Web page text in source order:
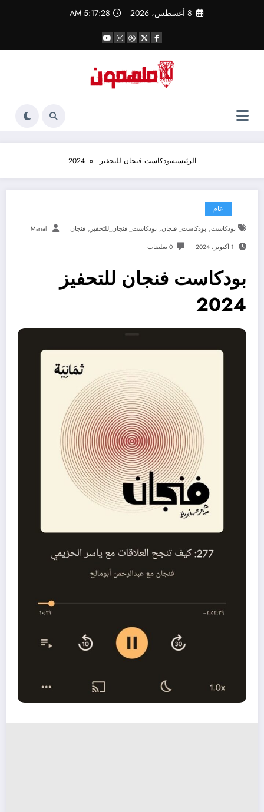
8 أغسطس، 2026 5:17:29 AM
الرئيسيةبودكاست فنجان للتحفيز 2024
عام
بودكاست, بودكاست_ فنجان, بودكاست_ فنجان_للتحفيز , فنجان Manal
1 أكتوبر، 2024 0 تعليقات
بودكاست فنجان للتحفيز
2024